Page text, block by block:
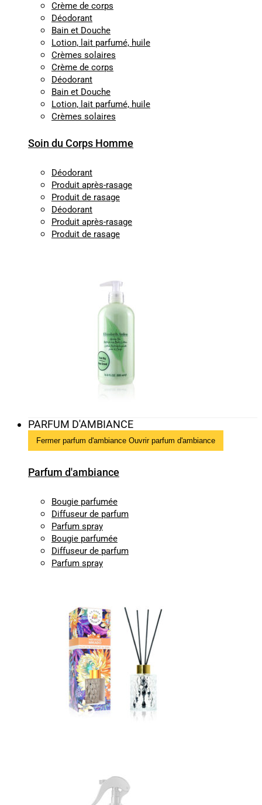
Crème de corps
Déodorant
Bain et Douche
Lotion, lait parfumé, huile
Crèmes solaires
Crème de corps
Déodorant
Bain et Douche
Lotion, lait parfumé, huile
Crèmes solaires
Soin du Corps Homme
Déodorant
Produit après-rasage
Produit de rasage
Déodorant
Produit après-rasage
Produit de rasage
PARFUM D'AMBIANCE
Fermer parfum d'ambiance Ouvrir parfum d'ambiance
Parfum d'ambiance
Bougie parfumée
Diffuseur de parfum
Parfum spray
Bougie parfumée
Diffuseur de parfum
Parfum spray